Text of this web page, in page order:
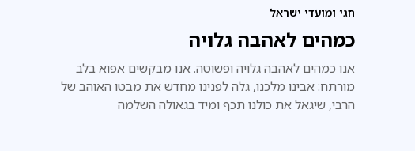
חגי ומועדי ישראל
כמהים לאהבה גלויה
אנו כמהים לאהבה גלויה ופשוטה. אנו מבקשים אפוא בלב
מורתח: אבינו מלכנו, גלה לפנינו מחדש את מבטו האוהב של
הרבי, שיגאל את כולנו תכף ומיד בגאולה השלמה